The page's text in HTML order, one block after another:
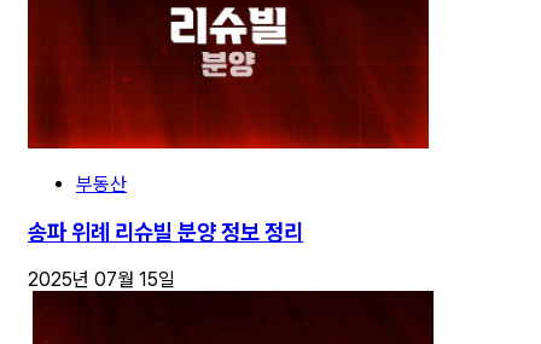
부동산
송파 위례 리슈빌 분양 정보 정리
2025년 07월 15일